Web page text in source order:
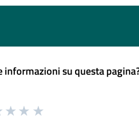
informazioni su questa